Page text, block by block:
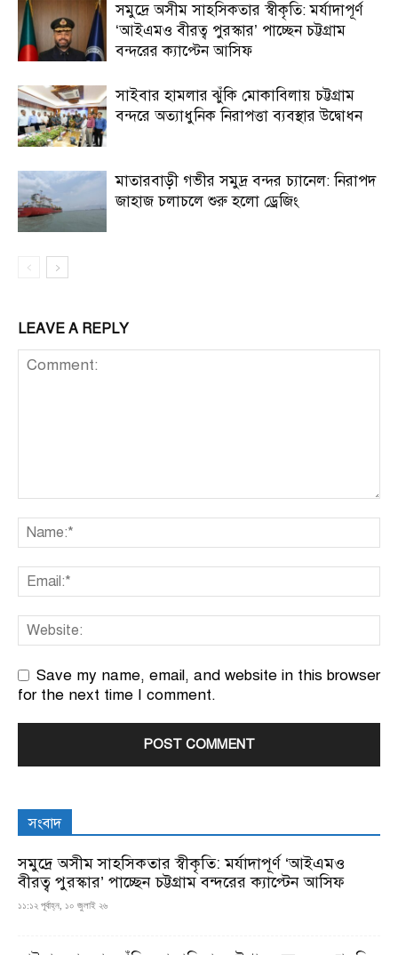
সমুদ্রে অসীম সাহসিকতার স্বীকৃতি: মর্যাদাপূর্ণ
‘আইএমও বীরত্ব পুরস্কার’ পাচ্ছেন চট্টগ্রাম
বন্দরের ক্যাপ্টেন আসিফ
সাইবার হামলার ঝুঁকি মোকাবিলায় চট্টগ্রাম
বন্দরে অত্যাধুনিক নিরাপত্তা ব্যবস্থার উদ্বোধন
মাতারবাড়ী গভীর সমুদ্র বন্দর চ্যানেল: নিরাপদ
জাহাজ চলাচলে শুরু হলো ড্রেজিং
LEAVE A REPLY
Save my name, email, and website in this browser
for the next time I comment.
সংবাদ
সমুদ্রে অসীম সাহসিকতার স্বীকৃতি: মর্যাদাপূর্ণ ‘আইএমও
বীরত্ব পুরস্কার’ পাচ্ছেন চট্টগ্রাম বন্দরের ক্যাপ্টেন আসিফ
১১:১২ পূর্বাহ্ন, ১০ জুলাই ২৬